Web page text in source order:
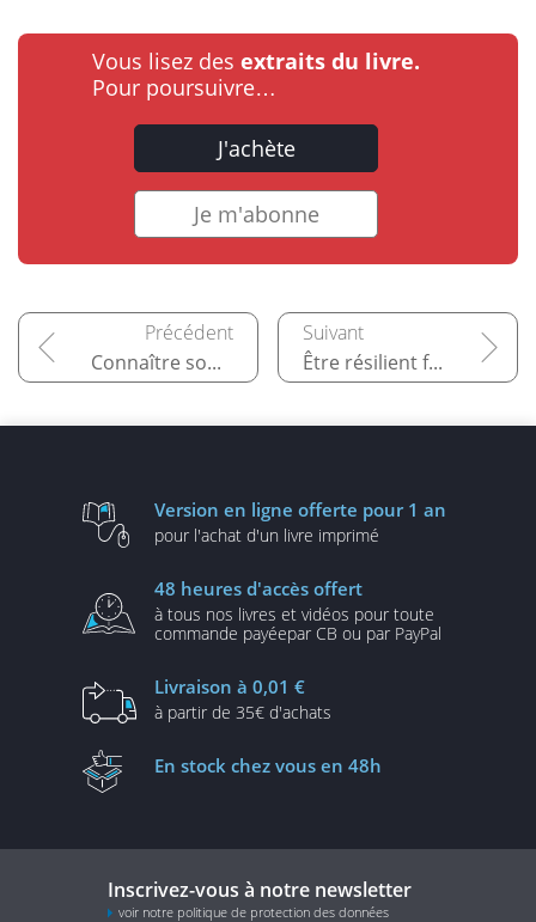
Vous lisez des extraits du livre.
Pour poursuivre…
J'achète
Je m'abonne
Connaître son environnement pour créer de la valeur Être résilient face aux perturbations et attaques
Version en ligne offerte pour 1 an
pour l'achat d'un livre imprimé
48 heures d'accès offert
à tous nos livres et vidéos pour toute
commande payéepar CB ou par PayPal
Livraison à 0,01 €
à partir de 35€ d'achats
En stock chez vous en 48h
Inscrivez-vous à notre newsletter
voir notre politique de protection des données